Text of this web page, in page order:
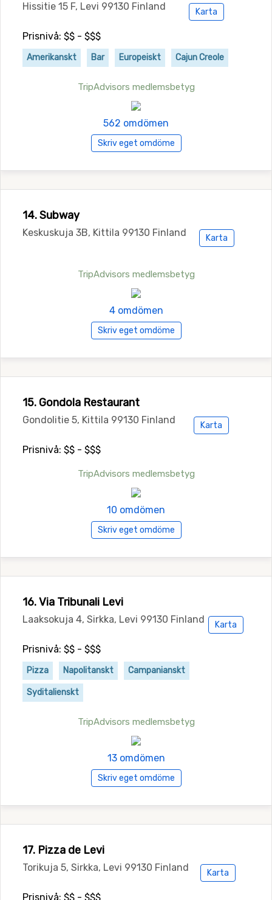
Hissitie 15 F, Levi 99130 Finland Karta
Prisnivå: $$ - $$$
Amerikanskt Bar Europeiskt Cajun Creole
TripAdvisors medlemsbetyg
562 omdömen
Skriv eget omdöme
14. Subway
Keskuskuja 3B, Kittila 99130 Finland Karta
TripAdvisors medlemsbetyg
4 omdömen
Skriv eget omdöme
15. Gondola Restaurant
Gondolitie 5, Kittila 99130 Finland Karta
Prisnivå: $$ - $$$
TripAdvisors medlemsbetyg
10 omdömen
Skriv eget omdöme
16. Via Tribunali Levi
Laaksokuja 4, Sirkka, Levi 99130 Finland Karta
Prisnivå: $$ - $$$
Pizza Napolitanskt Campanianskt
Syditalienskt
TripAdvisors medlemsbetyg
13 omdömen
Skriv eget omdöme
17. Pizza de Levi
Torikuja 5, Sirkka, Levi 99130 Finland Karta
Prisnivå: $$ - $$$